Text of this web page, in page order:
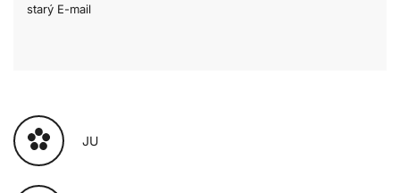
starý E-mail
JU